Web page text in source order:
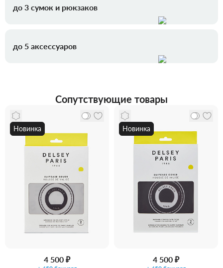
до 3 сумок и рюкзаков
до 5 аксессуаров
Сопутствующие товары
Новинка
4 500 ₽
Новинка
4 500 ₽